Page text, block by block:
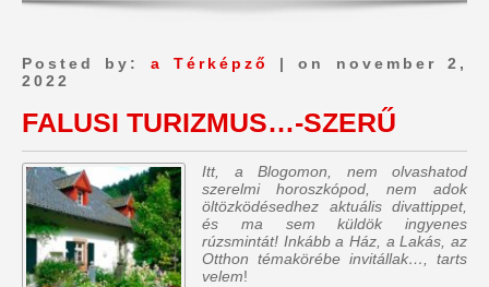
Posted by: a Térképző
| on november 2,
2022
FALUSI TURIZMUS…-SZERŰ
Itt, a Blogomon, nem olvashatod
szerelmi horoszkópod, nem adok
öltözködésedhez aktuális divattippet,
és ma sem küldök ingyenes
rúzsmintát! Inkább a Ház, a Lakás, az
Otthon témakörébe invitállak…, tarts
velem!